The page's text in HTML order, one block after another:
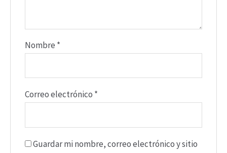
Nombre *
Correo electrónico *
Guardar mi nombre, correo electrónico y sitio